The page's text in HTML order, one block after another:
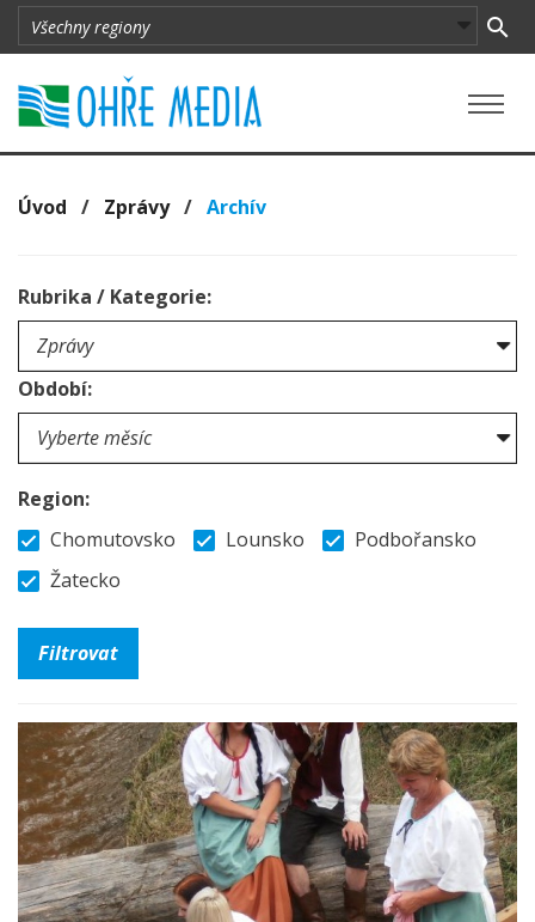
Úvod / Zprávy/ Archív
Rubrika / Kategorie:
Období:
Region:
Chomutovsko
Lounsko
Podbořansko
Žatecko